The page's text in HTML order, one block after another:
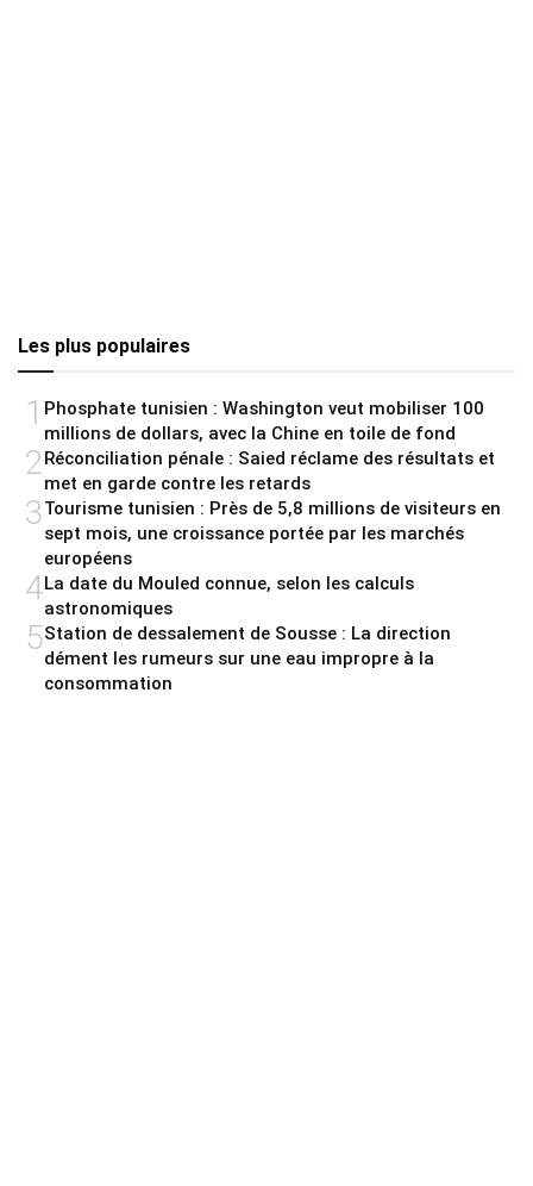
Les plus populaires
1 Phosphate tunisien : Washington veut mobiliser 100
millions de dollars, avec la Chine en toile de fond
2 Réconciliation pénale : Saied réclame des résultats et
met en garde contre les retards
3Tourisme tunisien : Près de 5,8 millions de visiteurs en
sept mois, une croissance portée par les marchés
européens
4La date du Mouled connue, selon les calculs
astronomiques
5Station de dessalement de Sousse : La direction
dément les rumeurs sur une eau impropre à la
consommation